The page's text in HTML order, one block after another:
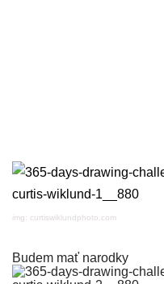
img: curtiswiklundphoto.com
Budem mať narodky